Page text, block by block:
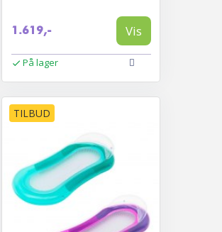
1.619,- Vis
På lager
TILBUD